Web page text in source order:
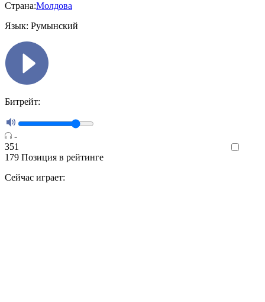
Страна:Молдова
Язык: Румынский
Битрейт:
-
351
179 Позиция в рейтинге
Сейчас играет: